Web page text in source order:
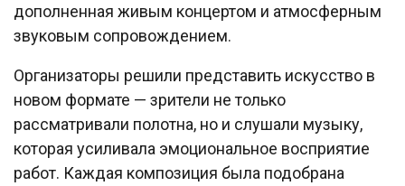
дополненная живым концертом и атмосферным
звуковым сопровождением.
Организаторы решили представить искусство в
новом формате — зрители не только
рассматривали полотна, но и слушали музыку,
которая усиливала эмоциональное восприятие
работ. Каждая композиция была подобрана